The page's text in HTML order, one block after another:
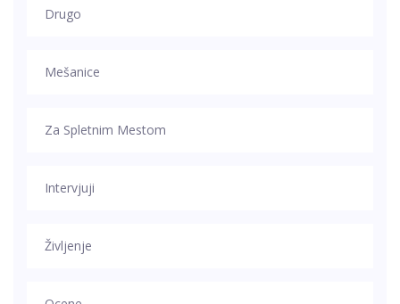
Drugo
Mešanice
Za Spletnim Mestom
Intervjuji
Življenje